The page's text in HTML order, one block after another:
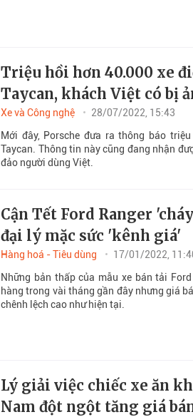
Triệu hồi hơn 40.000 xe
Taycan, khách Việt có bị
Xe và Công nghệ
28/07/2022, 15:43
Mới đây, Porsche đưa ra thông báo
Taycan. Thông tin này cũng đang nhận
đảo người dùng Việt.
Cận Tết Ford Ranger
đại lý mặc sức 'kênh giá'
Hàng hoá - Tiêu dùng
17/01/2022,
Những bản thấp của mẫu xe bán tải
hàng trong vài tháng gần đây nhưng giá
chênh lệch cao như hiện tại.
Lý giải việc chiếc xe ăn
Nam đột ngột tăng giá